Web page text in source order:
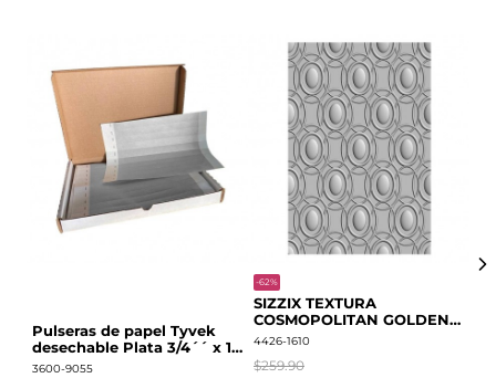
Pulseras de papel Tyvek
desechable Plata 3/4´´ x 10
´´
3600-9055
-62%
SIZZIX TEXTURA
COSMOPOLITAN GOLDEN
RINGS S.PARK 666700
4426-1610
$259.90